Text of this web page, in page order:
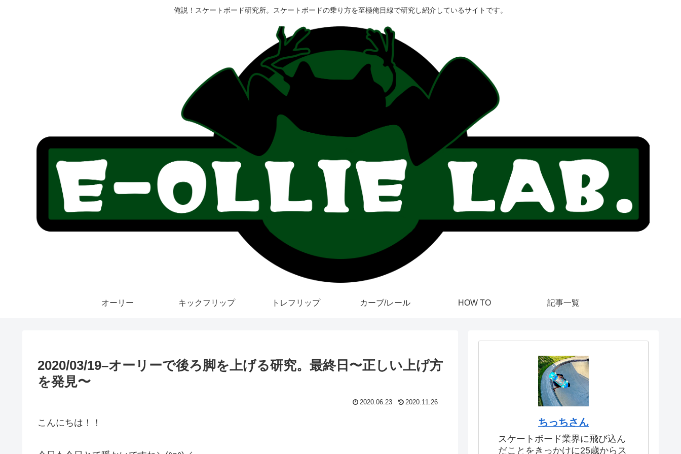
俺説！スケートボード研究所。スケートボードの乗り方を至極俺目線で研究し紹介しているサイトです。
オーリー キックフリップ トレフリップ カーブ/レール HOW TO 記事一覧
2020/03/19–オーリーで後ろ脚を上げる研究。最終日〜正しい上げ方
を発見〜
2020.06.23 2020.11.26
こんにちは！！ ちっちさん
スケートボード業界に飛び込ん
だことをきっかけに25歳からス